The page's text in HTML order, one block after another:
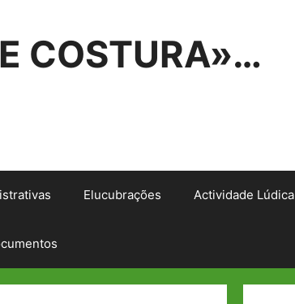
COSTURA»…
Elucubrações Actividade Lúdica